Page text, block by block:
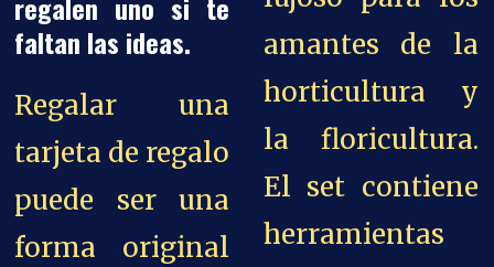
faltan las ideas.
Regalar una
tarjeta de regalo
puede ser una
forma original
amantes de la
horticultura y
la floricultura.
El set contiene
herramientas